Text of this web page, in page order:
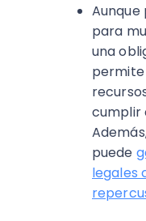
Aunque
para
una
permite
cumplir
puede
legales